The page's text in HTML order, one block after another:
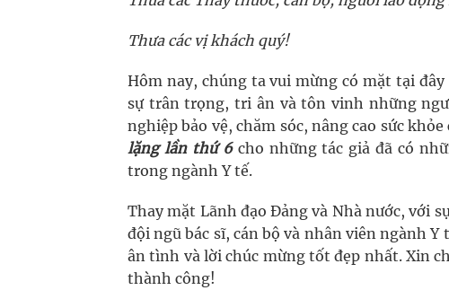
Thưa các vị khách quý!
Hôm nay, chúng ta vui mừng có mặt tại
sự trân trọng, tri ân và tôn vinh những
nghiệp bảo vệ, chăm sóc, nâng cao sức
lặng lần thứ 6 cho những tác giả đã có
trong ngành Y tế.
Thay mặt Lãnh đạo Đảng và Nhà nước, với
đội ngũ bác sĩ, cán bộ và nhân viên ngành
ân tình và lời chúc mừng tốt đẹp nhất. Xin
thành công!